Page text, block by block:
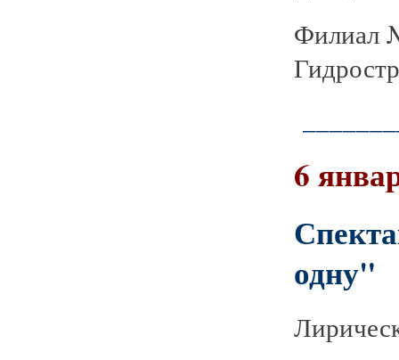
Филиал
6
одну"